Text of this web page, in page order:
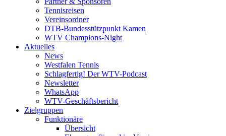
Tennisreisen
Vereinsordner
DTB-Bundesstützpunkt Kamen
WTV Champions-Night
Aktuelles
News
Westfalen Tennis
Schlagfertig! Der WTV-Podcast
Newsletter
WhatsApp
WTV-Geschäftsbericht
Zielgruppen
Funktionäre
Übersicht